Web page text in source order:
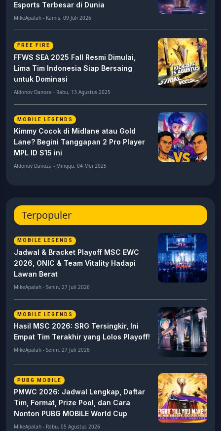
Esports Terbesar di Dunia
MikeApalah - Kamis, 09 Juli 2026
FREE FIRE
FFWS SEA 2025 Fall Resmi Dimulai,
Lima Tim Indonesia Siap Bersaing
untuk Dominasi
Aldonov Danoza - Rabu, 13 Agustus 2025
MOBILE LEGENDS
Kimmy Cocok di Midlane atau Gold
Lane? Begini Tanggapan 2 Pro Player
MPL ID S15 ini
Aldonov Danoza - Minggu, 04 Mei 2025
Terpopuler
MOBILE LEGENDS
Jadwal & Bracket Playoff MSC EWC
2026, ONIC & Team Vitality Hadapi
Lawan Berat
MikeApalah - Senin, 27 Juli 2026
MOBILE LEGENDS
Hasil MSC 2026: SRG Tersingkir, Ini
Empat Tim Terakhir yang Lolos Playoff!
MikeApalah - Senin, 27 Juli 2026
PUBG MOBILE
PMWC 2026: Jadwal Lengkap, Daftar
Tim, Format, Prize Pool, dan Cara
Nonton PUBG MOBILE World Cup
MikeApalah - Rabu, 05 Agustus 2026